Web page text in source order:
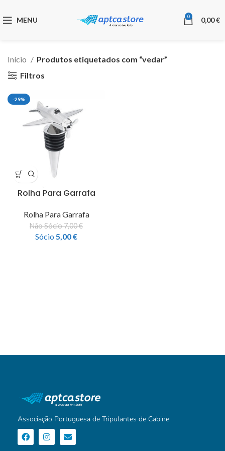
MENU 0 0,00€
Início
Produtos etiquetados com “vedar”
Filtros
-29%
Rolha Para Garrafa
Rolha Para Garrafa
Não Sócio7,00€
Sócio 5,00€
Associação Portuguesa de Tripulantes de Cabine